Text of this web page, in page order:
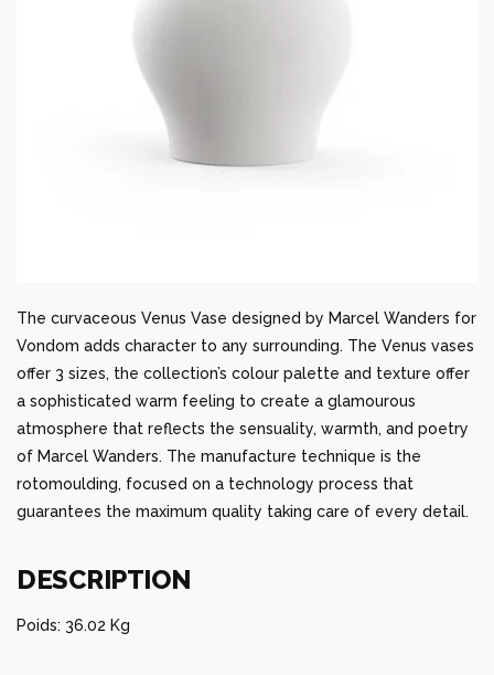
The curvaceous Venus Vase designed by Marcel Wanders for
Vondom adds character to any surrounding. The Venus vases
offer 3 sizes, the collection’s colour palette and texture offer
a sophisticated warm feeling to create a glamourous
atmosphere that reflects the sensuality, warmth, and poetry
of Marcel Wanders. The manufacture technique is the
rotomoulding, focused on a technology process that
guarantees the maximum quality taking care of every detail.
DESCRIPTION
Poids: 36.02 Kg